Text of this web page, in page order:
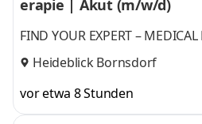
erapie | Akut (m/w/d)
FIND YOUR EXPERT –
Heideblick Bornsdorf
vor etwa 8 Stunden